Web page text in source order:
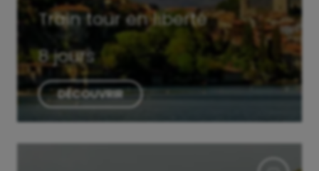
Train tour en liberté
8 jours
DÉCOUVRIR